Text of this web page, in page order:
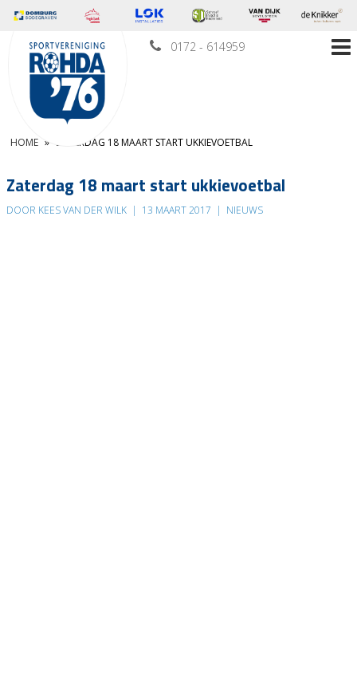
0172 - 614959
HOME » ZATERDAG 18 MAART START UKKIEVOETBAL
Zaterdag 18 maart start ukkievoetbal
DOOR KEES VAN DER WILK | 13 MAART 2017 | NIEUWS